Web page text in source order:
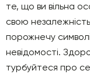
те, що ви вільна
свою
порожнечу
невідомості.
турбуйтеся про